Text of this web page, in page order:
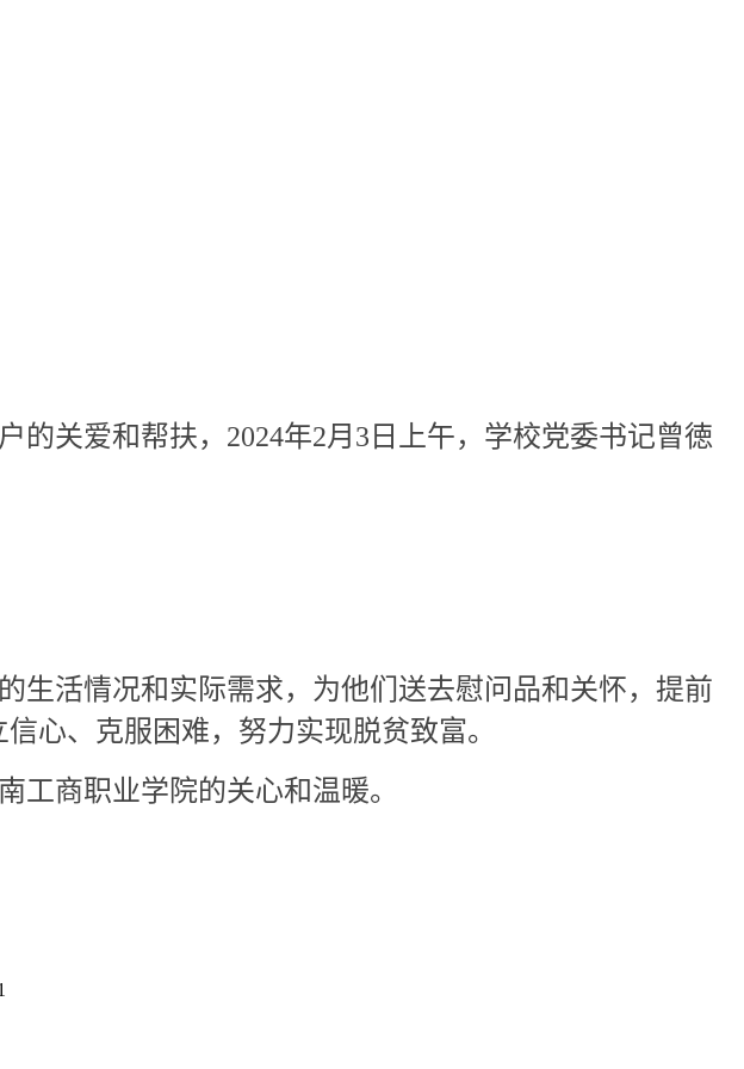
关爱和帮扶，2024年2月3日上午，学校党委书记曾徳
生活情况和实际需求，为他们送去慰问品和关怀，提前
心、克服困难，努力实现脱贫致富。
工商职业学院的关心和温暖。